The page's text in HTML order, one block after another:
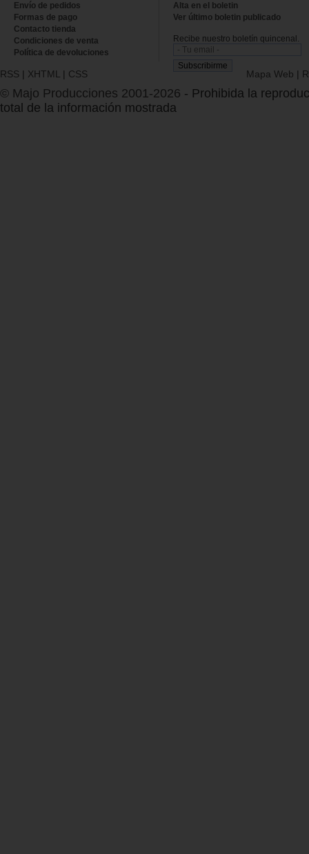
Envío de pedidos
Formas de pago
Contacto tienda
Condiciones de venta
Política de devoluciones
Alta en el boletin
Ver último boletin publicado
Recibe nuestro boletín quincenal.
RSS | XHTML | CSS Mapa Web |
© Majo Producciones 2001-2026 - Prohibida la
total de la información mostrada